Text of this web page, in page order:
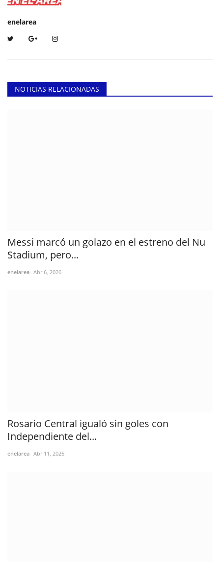
enelarea
NOTICIAS RELACIONADAS
Messi marcó un golazo en el estreno del Nu
Stadium, pero...
enelarea Abr 6, 2026
Rosario Central igualó sin goles con
Independiente del...
enelarea Abr 11, 2026